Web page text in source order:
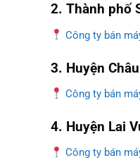
2. Thành phố
Công ty bán
3. Huyện
Công ty bán
4. Huyện Lai
Công ty bán